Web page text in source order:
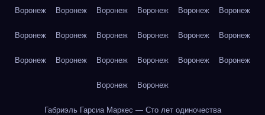
Воронеж Воронеж Воронеж Воронеж Воронеж Воронеж
Воронеж Воронеж Воронеж Воронеж Воронеж Воронеж
Воронеж Воронеж Воронеж Воронеж Воронеж Воронеж
Воронеж Воронеж
Габриэль Гарсиа Маркес — Сто лет одиночества